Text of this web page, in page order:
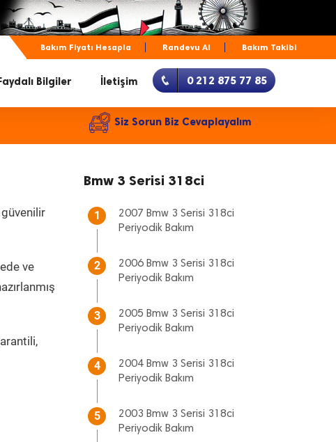
Bakım Fiyatı Hesapla Randevu Al Bakım Takibi
Bilgiler İletişim 0 212 875 77 85
Siz Sorun Biz Cevaplayalım
güvenilir
ve
Bmw 3 Serisi 318ci
1
2007 Bmw 3 Serisi 318ci
Periyodik Bakım
2
2006 Bmw 3 Serisi 318ci
Periyodik Bakım
3
2005 Bmw 3 Serisi 318ci
Periyodik Bakım
4
2004 Bmw 3 Serisi 318ci
Periyodik Bakım
5
2003 Bmw 3 Serisi 318ci
Periyodik Bakım